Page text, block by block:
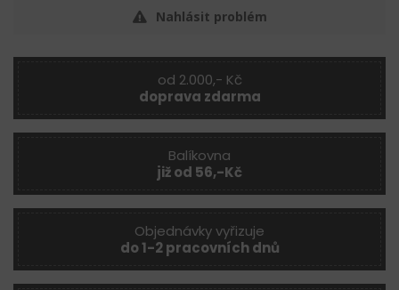
Nahlásit problém
od 2.000,- Kč
doprava zdarma
Balíkovna
již od 56,-Kč
Objednávky vyřizuje
do 1-2 pracovních dnů